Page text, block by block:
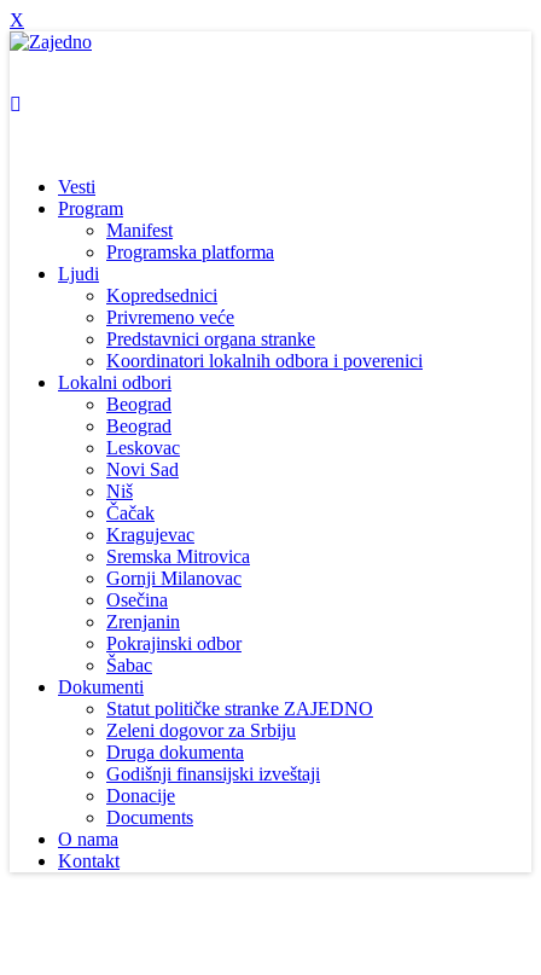
X
Vesti
Program
Manifest
Programska platforma
Ljudi
Kopredsednici
Privremeno veće
Predstavnici organa stranke
Koordinatori lokalnih odbora i poverenici
Lokalni odbori
Beograd
Beograd
Leskovac
Novi Sad
Niš
Čačak
Kragujevac
Sremska Mitrovica
Gornji Milanovac
Osečina
Zrenjanin
Pokrajinski odbor
Šabac
Dokumenti
Statut političke stranke ZAJEDNO
Zeleni dogovor za Srbiju
Druga dokumenta
Godišnji finansijski izveštaji
Donacije
Documents
O nama
Kontakt